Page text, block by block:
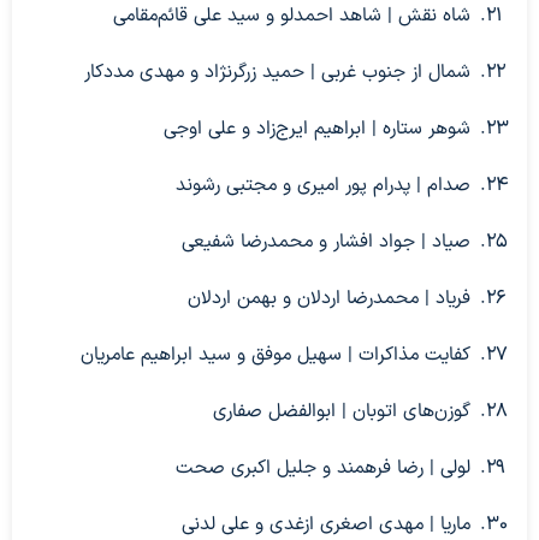
شاه نقش | شاهد احمدلو و سید علی قائم‌مقامی
شمال از جنوب غربی | حمید زرگرنژاد و مهدی مددکار
شوهر ستاره | ابراهیم ایرج‌زاد و علی اوجی
صدام | پدرام پور امیری و مجتبی رشوند
صیاد | جواد افشار و محمدرضا شفیعی
فریاد | محمدرضا اردلان و بهمن اردلان
کفایت مذاکرات | سهیل موفق و سید ابراهیم عامریان
گوزن‌های اتوبان | ابوالفضل صفاری
لولی | رضا فرهمند و جلیل اکبری صحت
ماریا | مهدی اصغری ازغدی و علی لدنی